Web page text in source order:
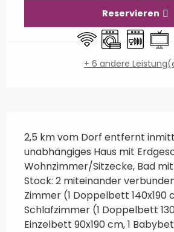
Reservieren
Wi-Fi
+ 6 andere
2,5 km vom Dorf entfernt
unabhängiges Haus mit
Wohnzimmer/Sitzecke, Bad mit
Stock: 2 miteinander
Zimmer (1 Doppelbett 140x190
Schlafzimmer (1 Doppelbett
Einzelbett 90x190 cm, 1